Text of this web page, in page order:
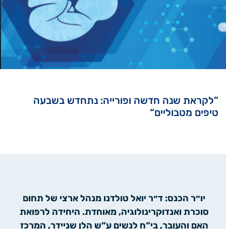
”לקראת שנה חדשה ופורייה: נתחדש בשבעה
טיפים מטבוליים“